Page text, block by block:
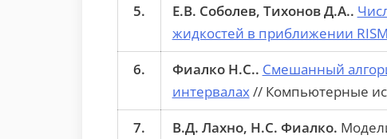
5.
Е.В. Соболев, Тихонов Д.А..
жидкостей в приближении RISM
6.
Фиалко Н.С.. Смешанный
интервалах // Компьютерные
7.
В.Д. Лахно, Н.С. Фиалко.